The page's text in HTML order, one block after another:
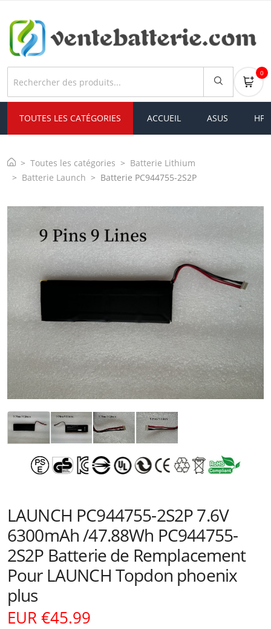
0
TOUTES LES CATÉGORIES ACCUEIL ASUS HP
Toutes les catégories
Batterie Lithium
Batterie Launch
Batterie PC944755-2S2P
LAUNCH PC944755-2S2P 7.6V
6300mAh /47.88Wh PC944755-
2S2P Batterie de Remplacement
Pour LAUNCH Topdon phoenix
plus
EUR €45.99